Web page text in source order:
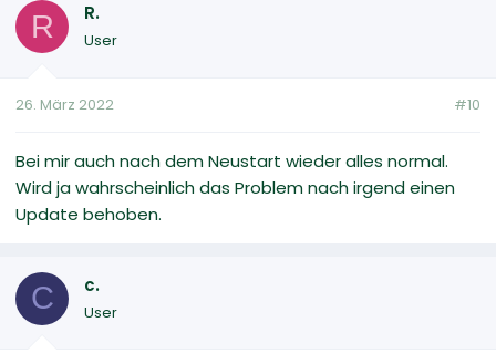
R R.
User
26. März 2022 #10
Bei mir auch nach dem Neustart wieder alles normal.
Wird ja wahrscheinlich das Problem nach irgend einen
Update behoben.
C c.
User